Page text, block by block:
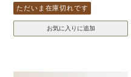
ただいま在庫切れです